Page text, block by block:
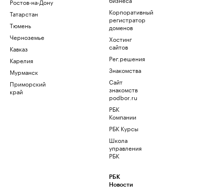
Татарстан
Тюмень
Черноземье
Кавказ
Карелия
Мурманск
Приморский
край
Корпоративный
регистратор
доменов
Хостинг
сайтов
Рег.решения
Знакомства
Сайт
знакомств
podbor.ru
РБК
Компании
РБК Курсы
Школа
управления
РБК
РБК
Новости